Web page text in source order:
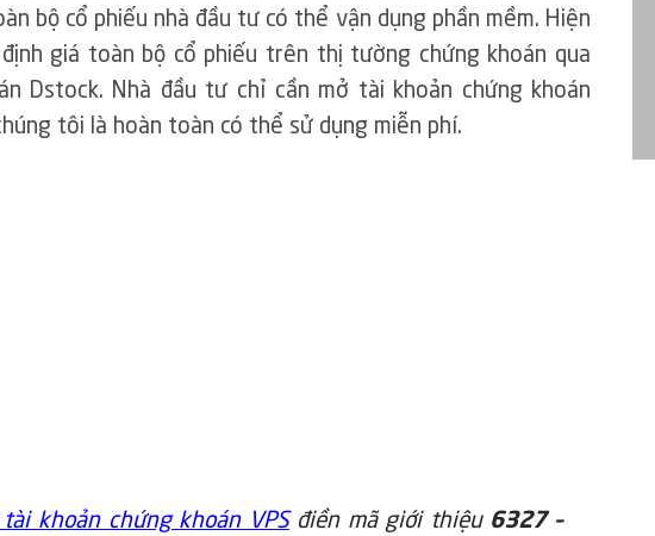
bộ cổ phiếu nhà đầu tư có thể vận dụng phần mềm. Hiện
giá toàn bộ cổ phiếu trên thị tường chứng khoán qua
Dstock. Nhà đầu tư chỉ cần mở tài khoản chứng khoán
tôi là hoàn toàn có thể sử dụng miễn phí.
tài khoản chứng khoán VPSđiền mã giới thiệu 6327 –